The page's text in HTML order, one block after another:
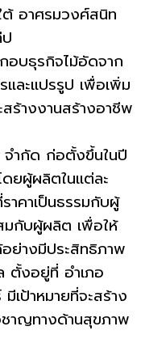
ต้ อาศรมวงศ์สนิท
อบธุรกิจไม้อัดจาก
และแปรรูป เพื่อเพิ่ม
สร้างงานสร้างอาชีพ
ำกัด ก่อตั้งขึ้นในปี
ยผู้ผลิตในแต่ละ
าคาเป็นธรรมกับผู้
มกับผู้ผลิต เพื่อให้
ย่างมีประสิทธิภาพ
ตั้งอยู่ที่ อำเภอ
เป้าหมายที่จะสร้าง
ชาญทางด้านสุขภาพ